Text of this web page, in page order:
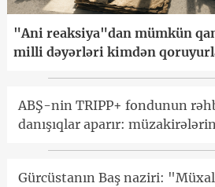
"Ani reaksiya"dan mümkün
milli dəyərləri kimdən
ABŞ-nin TRIPP+ fondunun
danışıqlar aparır:
Gürcüstanın Baş naziri: